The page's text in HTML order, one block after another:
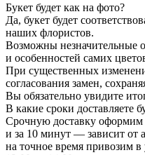
Букет будет как на фото?
Да, букет будет
наших флористов.
Возможны незначительные
и особенностей самих
При существенных
согласования замен,
Вы обязательно увидите
В какие сроки доставляете
Срочную доставку оформим
и за 10 минут — зависит от
на точное время привозим